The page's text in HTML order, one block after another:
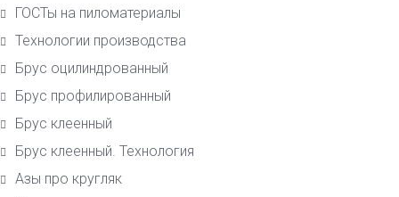
ГОСТы на пиломатериалы
Технологии производства
Брус оцилиндрованный
Брус профилированный
Брус клеенный
Брус клеенный. Технология
Азы про кругляк